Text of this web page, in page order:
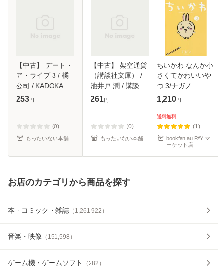
【中古】 デート・
ア・ライブ 3 / 橘
公司 / KADOKAWA
[文庫]【メール便送
253円
(0)
もったいない本舗
【中古】 架空通貨
（講談社文庫） /
池井戸 潤 / 講談社
[文庫]【メール便送
261円
(0)
もったいない本舗
ちいかわ なんか小
さくてかわいいや
つ 3/ナガノ
1,210円
送料無料
(1)
bookfan au PAY マ
ーケット店
お店のカテゴリから商品を探す
本・コミック・雑誌 （ 1,261,922 ）
音楽・映像 （ 151,598 ）
ゲーム機・ゲームソフト （282 ）